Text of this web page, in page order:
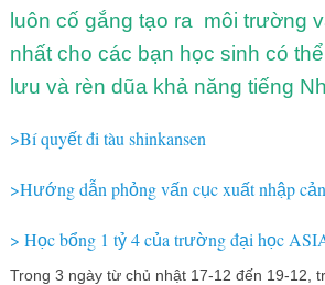
luôn cố gắng tạo ra môi trường
nhất cho các bạn học sinh có
lưu và rèn dũa khả năng tiếng
>Bí quyết đi tàu shinkansen
>Hướng dẫn phỏng vấn cục xuất nhập cả
> Học bổng 1 tỷ4 của trường đại học
Trong 3 ngày từ chủ nhật 17-12 đến 19-12,